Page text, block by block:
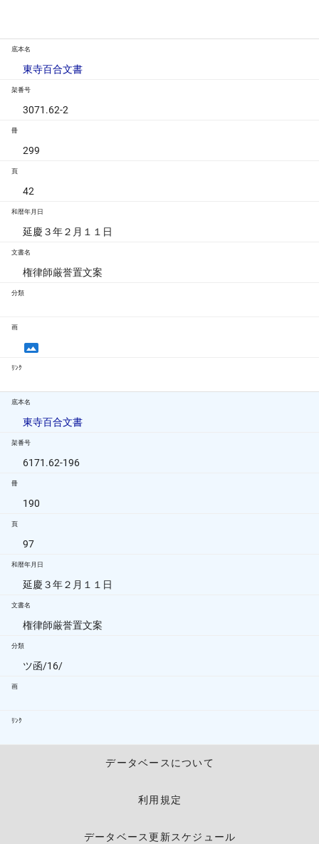
底本名
東寺百合文書
架番号
3071.62-2
冊
299
頁
42
和暦年月日
延慶３年２月１１日
文書名
権律師厳誉置文案
分類
画
ﾘﾝｸ
底本名
東寺百合文書
架番号
6171.62-196
冊
190
頁
97
和暦年月日
延慶３年２月１１日
文書名
権律師厳誉置文案
分類
ツ函/16/
画
ﾘﾝｸ
データベースについて
利用規定
データベース更新スケジュール